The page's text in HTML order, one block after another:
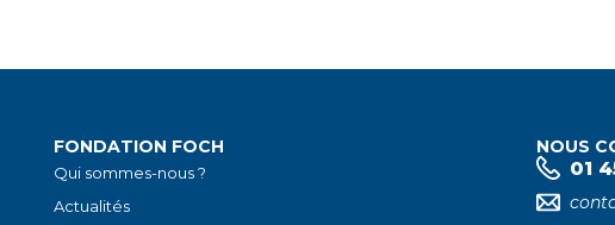
FONDATION FOCH
Qui sommes-nous ?
Actualités
NOUS
01